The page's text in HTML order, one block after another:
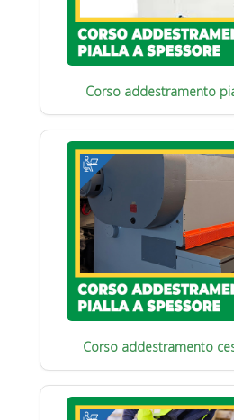
Corso addestramento
Corso addestramento